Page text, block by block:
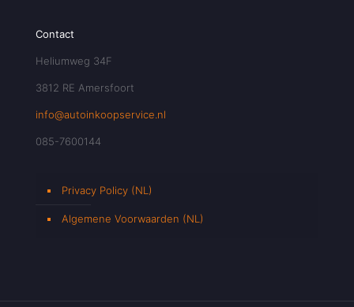
Contact
Heliumweg 34F
3812 RE Amersfoort
info@autoinkoopservice.nl
085-7600144
Privacy Policy (NL)
Algemene Voorwaarden (NL)